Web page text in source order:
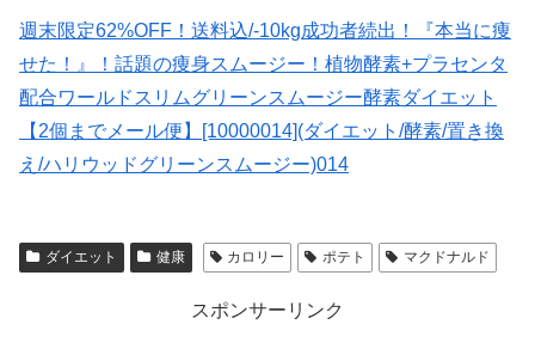
週末限定62%OFF！送料込/-10kg成功者続出！『本当に痩
せた！』！話題の痩身スムージー！植物酵素+プラセンタ
配合ワールドスリムグリーンスムージー酵素ダイエット
【2個までメール便】[10000014](ダイエット/酵素/置き換
え/ハリウッドグリーンスムージー)014
ダイエット 健康 カロリー ポテト マクドナルド
スポンサーリンク